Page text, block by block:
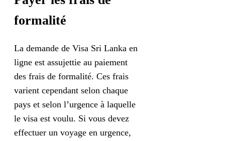
formalité
La demande de Visa Sri Lanka en
ligne est assujettie au paiement
des frais de formalité. Ces frais
varient cependant selon chaque
pays et selon l’urgence à laquelle
le visa est voulu. Si vous devez
effectuer un voyage en urgence,